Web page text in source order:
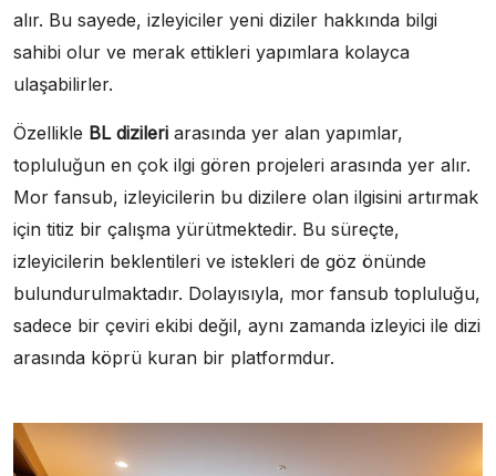
alır. Bu sayede, izleyiciler yeni diziler hakkında bilgi
sahibi olur ve merak ettikleri yapımlara kolayca
ulaşabilirler.
Özellikle BL dizileri arasında yer alan yapımlar,
topluluğun en çok ilgi gören projeleri arasında yer alır.
Mor fansub, izleyicilerin bu dizilere olan ilgisini artırmak
için titiz bir çalışma yürütmektedir. Bu süreçte,
izleyicilerin beklentileri ve istekleri de göz önünde
bulundurulmaktadır. Dolayısıyla, mor fansub topluluğu,
sadece bir çeviri ekibi değil, aynı zamanda izleyici ile dizi
arasında köprü kuran bir platformdur.